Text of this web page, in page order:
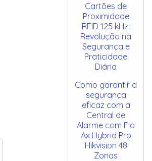
Cartões de
Proximidade
RFID 125 kHz:
Revolução na
Segurança e
Praticidade
Diária
Como garantir a
segurança
eficaz com a
Central de
Alarme com Fio
Ax Hybrid Pro
Hikvision 48
Zonas